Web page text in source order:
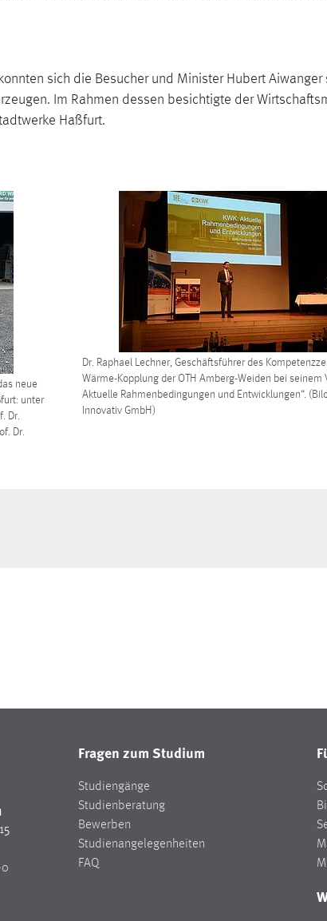
sich die Besucher und Minister Hubert
Im Rahmen dessen besichtigte der
Haßfurt.
neue
unter
Dr.
Dr.
Dr. Raphael Lechner, Geschäftsführer des
Wärme-Kopplung der OTH Amberg-Weiden bei seinem
Aktuelle Rahmenbedingungen und Entwicklungen“.
Innovativ GmbH)
Fragen zum Studium
Studiengänge
Studienberatung
Bewerben
Studienangelegenheiten
FAQ